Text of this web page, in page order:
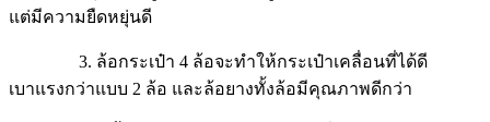
แต่มีความยืดหยุ่นดี
3. ล้อกระเป๋า 4 ล้อจะทำให้กระเป๋าเคลื่อนที่ได้ดี
เบาแรงกว่าแบบ 2 ล้อ และล้อยางทั้งล้อมีคุณภาพดีกว่า